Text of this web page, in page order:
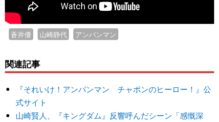
蒼井優 山崎静代 アンパンマン
関連記事
『それいけ！アンパンマン チャポンのヒーロー！』公
式サイト
山崎賢人、『キングダム』反響呼んだシーン「感慨深